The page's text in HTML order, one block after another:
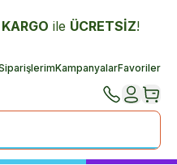
ARGO ile ÜCRETSİZ!
KampanyalarFavoriler